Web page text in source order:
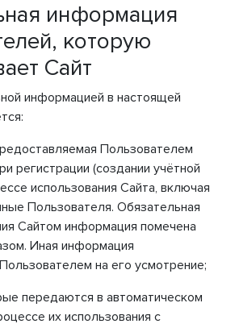
информация
которую
Сайт
информацией в настоящей
Пользователем
регистрации (создании учётной
использования Сайта, включая
Пользователя. Обязательная
Сайтом информация помечена
Иная информация
на его усмотрение;
передаются в автоматическом
их использования с